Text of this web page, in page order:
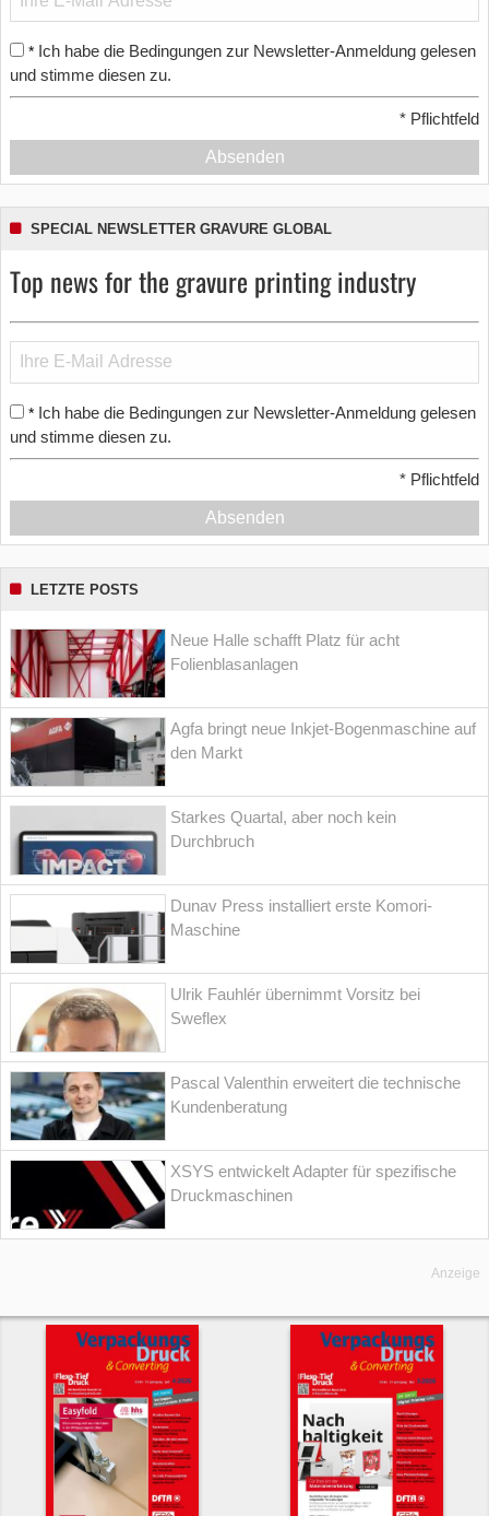
* Ich habe die Bedingungen zur Newsletter-Anmeldung gelesen
und stimme diesen zu.
* Pflichtfeld
Absenden
SPECIAL NEWSLETTER GRAVURE GLOBAL
Top news for the gravure printing industry
* Ich habe die Bedingungen zur Newsletter-Anmeldung gelesen
und stimme diesen zu.
* Pflichtfeld
Absenden
LETZTE POSTS
Neue Halle schafft Platz für acht
Folienblasanlagen
Agfa bringt neue Inkjet-Bogenmaschine auf
den Markt
Starkes Quartal, aber noch kein
Durchbruch
Dunav Press installiert erste Komori-
Maschine
Ulrik Fauhlér übernimmt Vorsitz bei
Sweflex
Pascal Valenthin erweitert die technische
Kundenberatung
XSYS entwickelt Adapter für spezifische
Druckmaschinen
Anzeige